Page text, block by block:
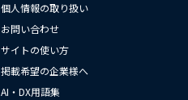
個人情報の取り扱い
お問い合わせ
サイトの使い方
掲載希望の企業様へ
AI・DX用語集